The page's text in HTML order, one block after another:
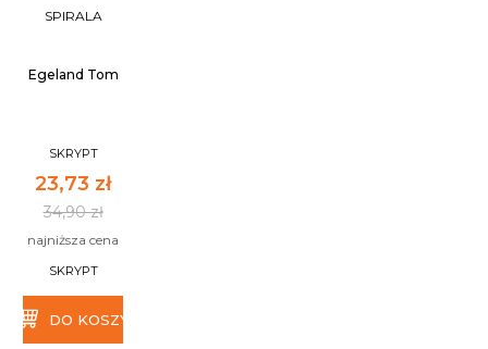
SPIRALA
Egeland Tom
SKRYPT
23,73 zł
34,90 zł
najniższa cena
SKRYPT
DO KOSZYKA